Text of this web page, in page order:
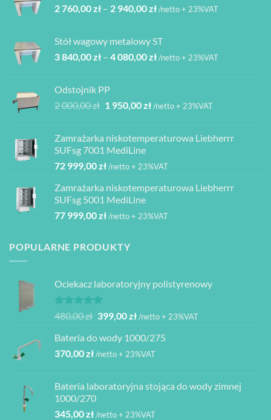
850,00 zł. 165,00 zł.
2 760,00zł – 2 940,00złZakres
2
760,00 zł
/netto + 23%VAT
Stół wagowy metalowy ST
3 840,00zł – 4 080,00złZakres
840,00 zł
080,00 zł
/netto + 23%VAT
Odstojnik PP
2 000,00zł Pierwotna
2
000,00 zł.
1 950,00złAktualna
1
/netto + 23%VAT
Zamrażarka niskotemperaturowa Liebherrr
SUFsg 7001 MediLine
72 999,00zł/netto + 23%VAT
Zamrażarka niskotemperaturowa Liebherrr
SUFsg 5001 MediLine
77 999,00zł/netto + 23%VAT
POPULARNE PRODUKTY
Ociekacz laboratoryjny polistyrenowy
Oceniono
na 5
480,00zł Pierwotna
wynosiła:
480,00 zł.
399,00złAktualna
wynosi:
399,00 zł.
/netto + 23%VAT
Bateria do wody 1000/275
370,00zł/netto + 23%VAT
Bateria laboratoryjna stojąca do wody zimnej
1000/270
345,00zł/netto + 23%VAT